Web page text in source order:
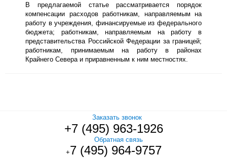
В предлагаемой статье рассматривается порядок
компенсации расходов работникам, направляемым на
работу в учреждения, финансируемые из федерального
бюджета; работникам, направляемым на работу в
представительства Российской Федерации за границей;
работникам, принимаемым на работу в районах
Крайнего Севера и приравненным к ним местностях.
Заказать звонок
+7 (495) 963-1926
Обратная связь
+7 (495) 964-9757